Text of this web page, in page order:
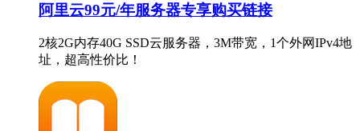
阿里云99元/年服务器专享购买链接
2核2G内存40G SSD云服务器，3M带宽，1个外网IPv4地
址，超高性价比！